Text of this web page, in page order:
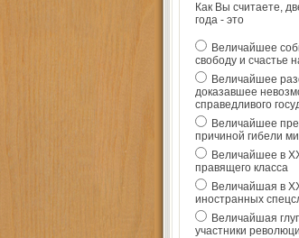
Как Вы считаете,
года - это
Величайшее
свободу и счастье
Величайшее
доказавшее
справедливого
Величайшее
причиной гибели
Величайшее в
правящего класса
Величайшая в
иностранных
Величайшая
участники